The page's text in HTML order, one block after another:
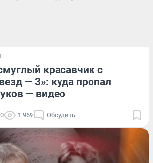
красавчик с
— 3»: куда пропал
— видео
1 969 Обсудить